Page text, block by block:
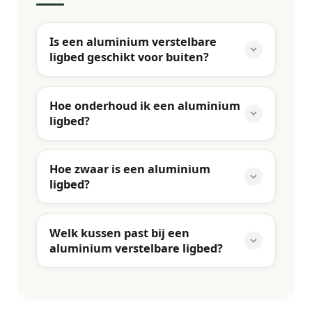
Is een aluminium verstelbare
ligbed geschikt voor buiten?
Hoe onderhoud ik een aluminium
ligbed?
Hoe zwaar is een aluminium
ligbed?
Welk kussen past bij een
aluminium verstelbare ligbed?